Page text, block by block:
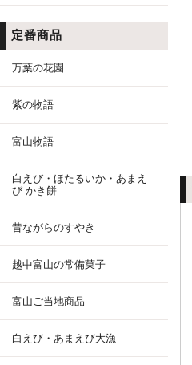
定番商品
万葉の花園
紫の物語
富山物語
白えび・ほたるいか・あまえ
び かき餅
昔ながらのすやき
越中富山の常備菓子
富山ご当地商品
白えび・あまえび大漁